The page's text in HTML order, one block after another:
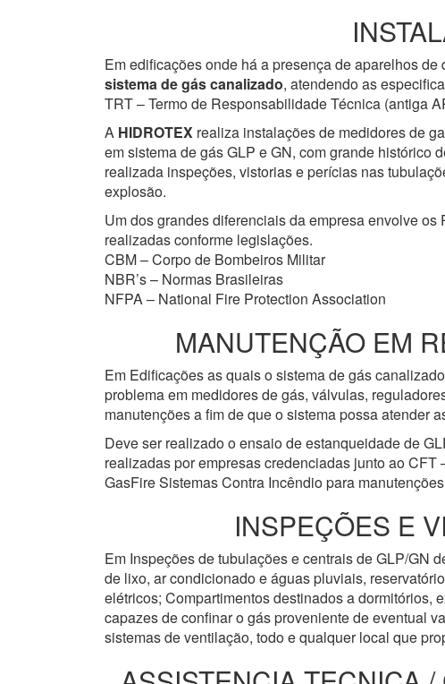
Em edificações onde há a presença de aparelhos
sistema de gás canalizado, atendendo as
TRT – Termo de Responsabilidade Técnica (antiga
A HIDROTEX realiza instalações de medidores de
em sistema de gás GLP e GN, com grande histórico
realizada inspeções, vistorias e perícias nas
explosão.
Um dos grandes diferenciais da empresa envolve
realizadas conforme legislações.
CBM – Corpo de Bombeiros Militar
NBR’s – Normas Brasileiras
NFPA – National Fire Protection Association
MANUTENÇÃO EM
Em Edificações as quais o sistema de gás
problema em medidores de gás, válvulas,
manutenções a fim de que o sistema possa atender
Deve ser realizado o ensaio de estanqueidade de
realizadas por empresas credenciadas junto ao
GasFire Sistemas Contra Incêndio para
INSPEÇÕES E
Em Inspeções de tubulações e centrais de GLP/GN
de lixo, ar condicionado e águas pluviais,
elétricos; Compartimentos destinados a dormitórios,
capazes de confinar o gás proveniente de eventual
sistemas de ventilação, todo e qualquer local que